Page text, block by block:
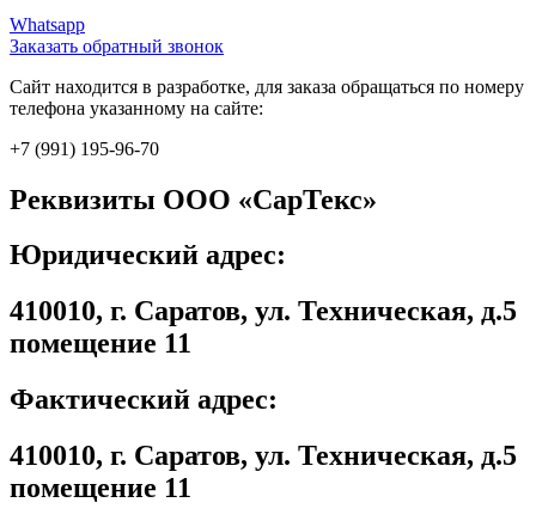
Whatsapp
Заказать обратный звонок
Сайт находится в разработке, для заказа обращаться по номеру
телефона указанному на сайте:
+7 (991) 195-96-70
Реквизиты ООО «СарТекс»
Юридический адрес:
410010, г. Саратов, ул. Техническая, д.5
помещение 11
Фактический адрес:
410010, г. Саратов, ул. Техническая, д.5
помещение 11